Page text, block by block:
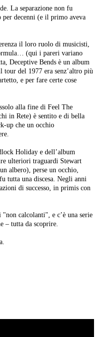
La separazione non fu
per decenni (e il primo aveva
il loro ruolo di musicisti,
(qui i pareri variano
Deceptive Bends è un album
del 1977 era senz’altro più
e per fare certe cose
alla fine di Feel The
in Rete) è sentito e di bella
up che un occhio
Holiday e dell’album
ulteriori traguardi Stewart
albero), perse un occhio,
tutta una discesa. Negli anni
di successo, in primis con
calcolanti", e c’è una serie
– tutta da scoprire.